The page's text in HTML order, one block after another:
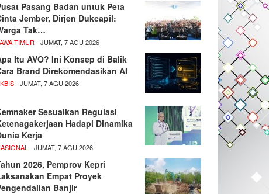
Pasang Badan untuk Peta
Jember, Dirjen Dukcapil:
Tak…
TIMUR - JUMAT, 7 AGU 2026
Itu AVO? Ini Konsep di Balik
Brand Direkomendasikan AI
- JUMAT, 7 AGU 2026
Sesuaikan Regulasi
Hadapi Dinamika
Kerja
- JUMAT, 7 AGU 2026
2026, Pemprov Kepri
Empat Proyek
Banjir